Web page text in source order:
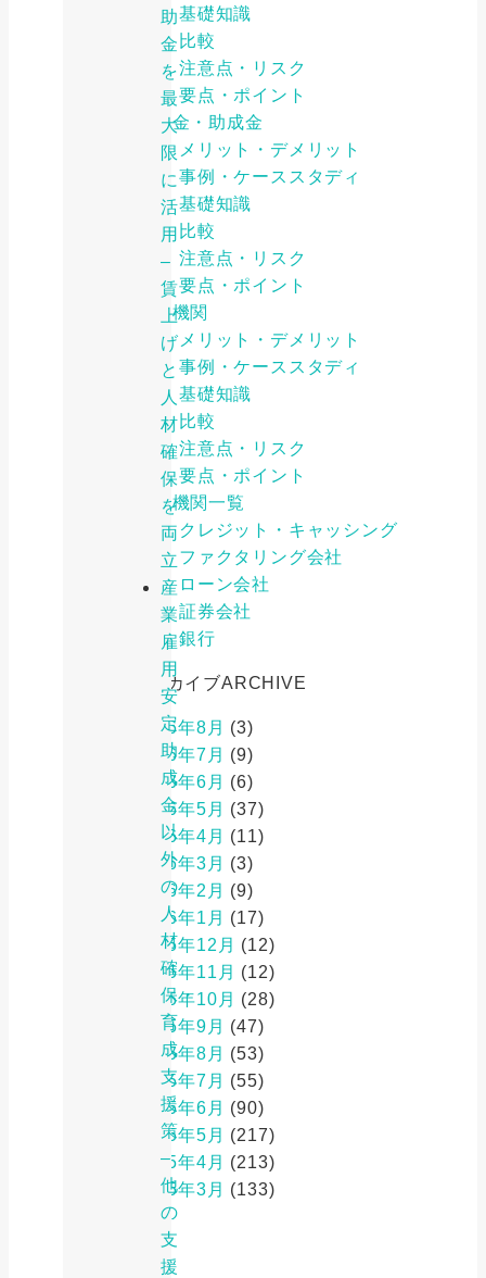
助
金
を
最
大
限
に
活
用
–
賃
上
げ
と
人
材
確
保
を
両
立
産
業
雇
用
安
定
助
成
金
以
外
の
人
材
確
保・
育
成
支
援
策
–
他
の
支
援
基礎知識
比較
注意点・リスク
要点・ポイント
補助金・助成金
メリット・デメリット
事例・ケーススタディ
基礎知識
比較
注意点・リスク
要点・ポイント
金融機関
メリット・デメリット
事例・ケーススタディ
基礎知識
比較
注意点・リスク
要点・ポイント
金融機関一覧
クレジット・キャッシング
ファクタリング会社
ローン会社
証券会社
銀行
アーカイブARCHIVE
2026年8月 (3)
2026年7月 (9)
2026年6月 (6)
2026年5月 (37)
2026年4月 (11)
2026年3月 (3)
2026年2月 (9)
2026年1月 (17)
2025年12月 (12)
2025年11月 (12)
2025年10月 (28)
2025年9月 (47)
2025年8月 (53)
2025年7月 (55)
2025年6月 (90)
2025年5月 (217)
2025年4月 (213)
2025年3月 (133)